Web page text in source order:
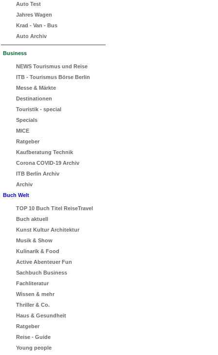
Auto Test
Jahres Wagen
Krad - Van - Bus
Auto Archiv
Business
NEWS Tourismus und Reise
ITB - Tourismus Börse Berlin
Messe & Märkte
Destinationen
Touristik - special
Specials
MICE
Ratgeber
Kaufberatung Technik
Corona COVID-19 Archiv
ITB Berlin Archiv
Archiv
Buch Welt
TOP 10 Buch Titel ReiseTravel
Buch aktuell
Kunst Kultur Architektur
Musik & Show
Kulinarik & Food
Active Abenteuer Fun
Sachbuch Business
Fachliteratur
Wissen & mehr
Thriller & Co.
Haus & Gesundheit
Ratgeber
Reise - Guide
Young people